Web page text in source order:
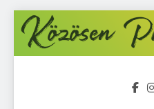
Ugrás
tartalomra